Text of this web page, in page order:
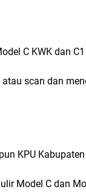
C KWK dan C1
scan dan
KPU
Model C dan